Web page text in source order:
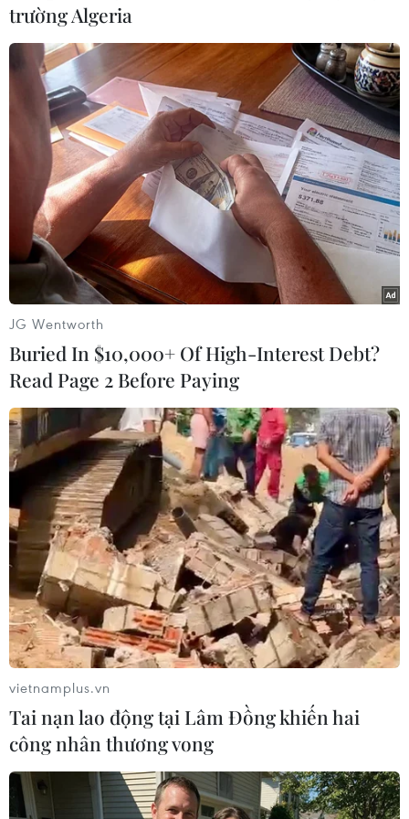
email: duongdaynong.han@gdt.gov.vn hoặc báo
về số điện thoại: (024)35.146.452; 0964.569.569./.
(TTXVN/Vietnam+)
#Hà Nội #giả danh cán bộ thuế
#doanh nghiệp
#cẩm nang về thuế
TP. Hà Nội
Theo dõi VietnamPlus
TIN LIÊN QUAN
trường Algeria
JG Wentworth
Buried In $10,000+ Of High-Interest Debt?
Read Page 2 Before Paying
vietnamplus.vn
Tai nạn lao động tại Lâm Đồng khiến hai
công nhân thương vong